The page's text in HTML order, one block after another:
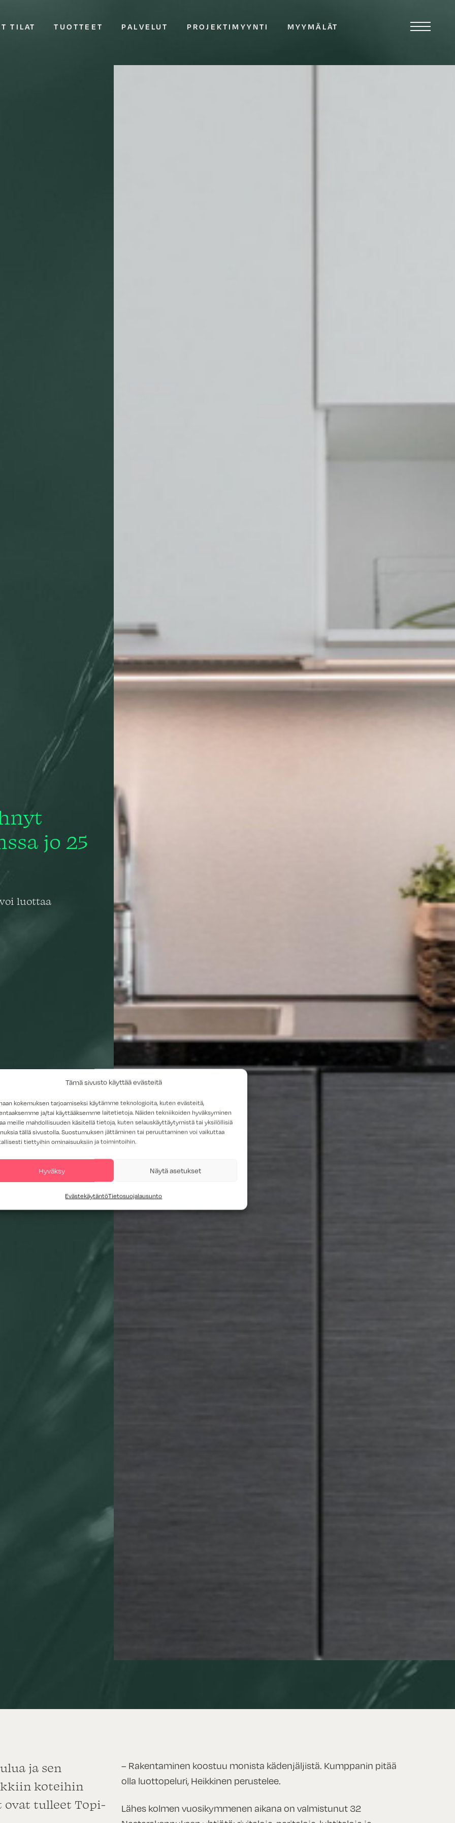
Tämä sivusto käyttää evästeitä
kokemuksen tarjoamiseksi käytämme teknologioita, kuten evästeitä,
ja/tai käyttääksemme laitetietoja. Näiden tekniikoiden hyväksyminen
meille mahdollisuuden käsitellä tietoja, kuten selauskäyttäytymistä tai yksilöllisiä
tällä sivustolla. Suostumuksen jättäminen tai peruuttaminen voi vaikuttaa
tiettyihin ominaisuuksiin ja toimintoihin.
Hyväksy Näytä asetukset
EvästekäytäntöTietosuojalausunto
TILAT TUOTTEET PALVELUT PROJEKTIMYYNTI MYYMÄLÄT
jo 25
luottaa
ja sen
koteihin
tulleet Topi-
– Rakentaminen koostuu monista kädenjäljistä. Kumppanin pitää
olla luottopeluri, Heikkinen perustelee.
Lähes kolmen vuosikymmenen aikana on valmistunut 32